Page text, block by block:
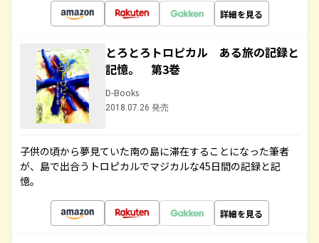
詳細を見る
とろとろトロピカル ある旅の記録と
記憶。 第3巻
D-Books
2018.07.26 発売
子供の頃から夢見ていた南の島に滞在することになった筆者
が、島で出合うトロピカルでマジカルな45日間の記録と記
憶。
詳細を見る